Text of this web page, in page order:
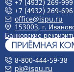
+7 (4932) 269-999
+7 (4932) 269-696
office@ispu.ru
153003, г.
Банковские
8-800-444-59-38
pk@ispu.ru